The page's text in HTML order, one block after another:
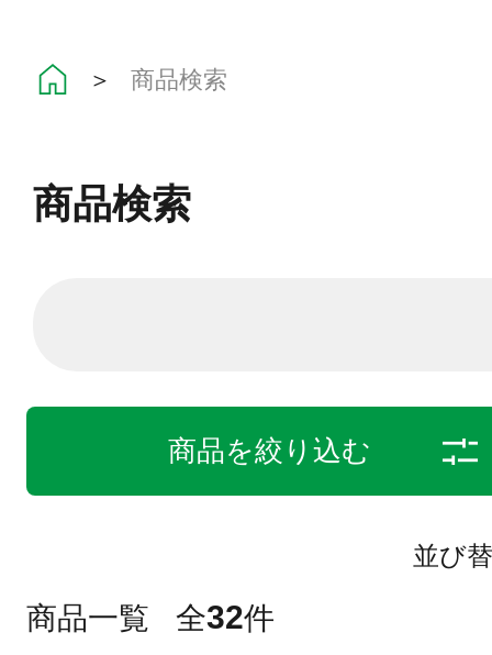
＞ 商品検索
商品検索
商品を絞り込む
並び
商品一覧 全32件